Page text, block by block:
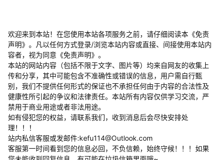
欢迎来到本站！在您使用本站各项服务之前，请仔细阅读本《免责
声明》。凡以任何方式登录/浏览本站内容或直接、间接使用本站内
容者，视为同意《免责声明》。
本站的网站内容（包括不限于文字、图片等）均来自网友的收集上
传和分享，其中可能包含不准确性或错误的信息，用户需自行甄
别，我们不提供任何形式的保证也不承担任何由于内容的合法性及
健康性所引起的争议和法律责任。本站所有内容仅供学习交流，严
禁用于商业用途或者非法用途。
​如有侵犯您的权益，请联系我们，收到消息后会尽快安排处
理！！！
站内私信客服或发邮件:kefu114@Outlook.com
客服第一时间看到您的信息必回，不负信赖，始终守候！！！如果